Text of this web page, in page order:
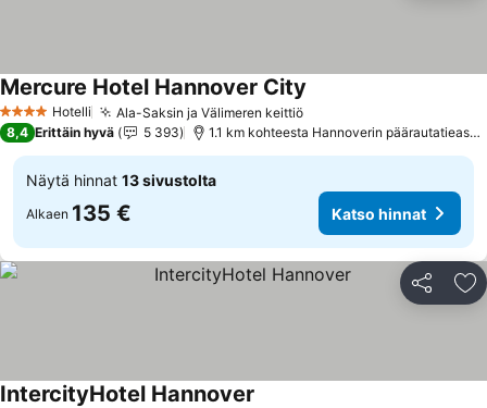
4 Tähtiluokitus
Hotelli Ala-Saksin ja Välimeren keittiöKatso hinnat
Mercure Hotel Hannover City
8,4 Erittäin hyvä 5 393 1.1 km kohteesta Hannoverin
Näytä hinnat 13 sivustolta
Alkaen 135 € Katso hinnat
Jaa
IntercityHotel Hannover